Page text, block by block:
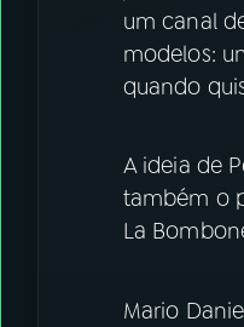
um canal
modelos:
quando
A ideia de
também o
La
Mario